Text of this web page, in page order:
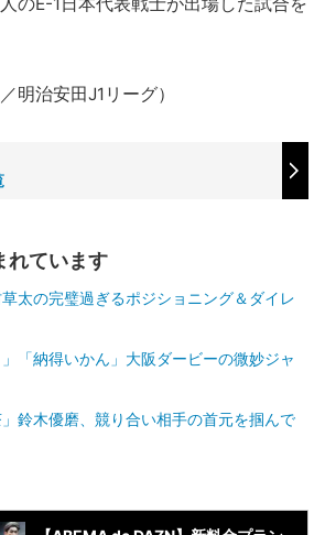
のE-1日本代表戦士が出場した試合を
明治安田J1リーグ）
れています
草太の完璧過ぎるポジショニング＆ダイレ
」「納得いかん」大阪ダービーの微妙ジャ
」鈴木優磨、競り合い相手の首元を掴んで